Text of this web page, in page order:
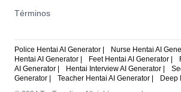
Términos
Police Hentai AI Generator | Nurse Hentai AI
Hentai AI Generator |
Feet Hentai AI Generator |
AI Generator |
Hentai Interview AI Generator |
Generator |
Teacher Hentai AI Generator |
Deep